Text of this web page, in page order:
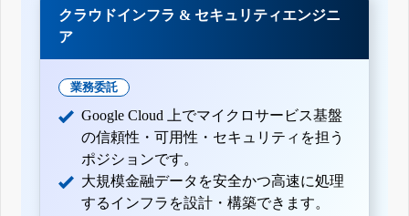
クラウドインフラ & セキュリティエンジニ
ア
業務委託
Google Cloud 上でマイクロサービス基盤
の信頼性・可用性・セキュリティを担う
ポジションです。
大規模金融データを安全かつ高速に処理
するインフラを設計・構築できます。